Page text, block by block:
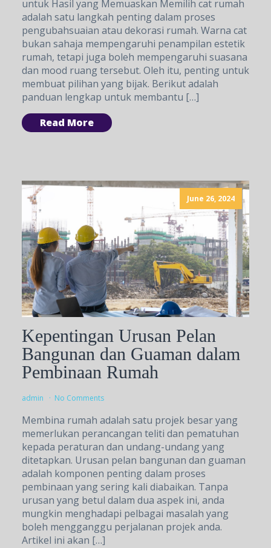
untuk Hasil yang Memuaskan Memilih cat rumah
adalah satu langkah penting dalam proses
pengubahsuaian atau dekorasi rumah. Warna cat
bukan sahaja mempengaruhi penampilan estetik
rumah, tetapi juga boleh mempengaruhi suasana
dan mood ruang tersebut. Oleh itu, penting untuk
membuat pilihan yang bijak. Berikut adalah
panduan lengkap untuk membantu […]
Read More
June 26, 2024
Kepentingan Urusan Pelan
Bangunan dan Guaman dalam
Pembinaan Rumah
admin No Comments
Membina rumah adalah satu projek besar yang
memerlukan perancangan teliti dan pematuhan
kepada peraturan dan undang-undang yang
ditetapkan. Urusan pelan bangunan dan guaman
adalah komponen penting dalam proses
pembinaan yang sering kali diabaikan. Tanpa
urusan yang betul dalam dua aspek ini, anda
mungkin menghadapi pelbagai masalah yang
boleh mengganggu perjalanan projek anda.
Artikel ini akan […]